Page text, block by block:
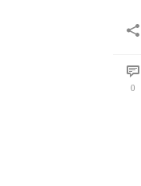
0